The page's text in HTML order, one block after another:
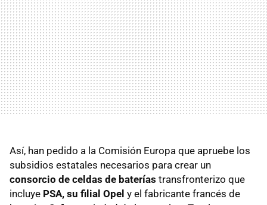
Así, han pedido a la Comisión Europa que apruebe los
subsidios estatales necesarios para crear un
consorcio de celdas de baterías transfronterizo que
incluye PSA, su filial Opel y el fabricante francés de